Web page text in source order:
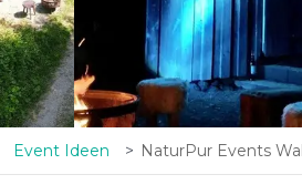
Event Ideen NaturPur Events